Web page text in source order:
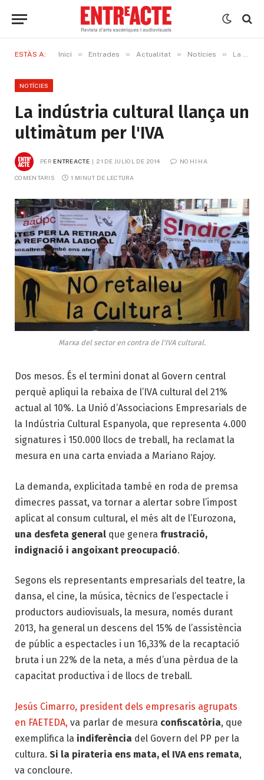
ESTÀS A: Inici » Entrades » Actualitat » Notícies » La indústria cultural llança un ultimàtum per l'IVA
NOTÍCIES
La indústria cultural llança un
ultimàtum per l'IVA
PER ENTREACTE 21 DE JULIOL DE 2014 NO HI HA
COMENTARIS 1 MINUT DE LECTURA
Marxa del sector en contra de l'IVA cultural.
Dos mesos. És el termini donat al Govern central
perquè apliqui la rebaixa de l’IVA cultural del 21%
actual al 10%. La Unió d’Associacions Empresarials de
la Indústria Cultural Espanyola, que representa 4.000
signatures i 150.000 llocs de treball, ha reclamat la
mesura en una carta enviada a Mariano Rajoy.
La demanda, explicitada també en roda de premsa
dimecres passat, va tornar a alertar sobre l’impost
aplicat al consum cultural, el més alt de l’Eurozona,
una desfeta general que genera frustració,
indignació i angoixant preocupació.
Segons els representants empresarials del teatre, la
dansa, el cine, la música, tècnics de l’espectacle i
productors audiovisuals, la mesura, només durant
2013, ha general un descens del 15% de l’assistència
de públic a espectacles i un 16,33% de la recaptació
bruta i un 22% de la neta, a més d’una pèrdua de la
capacitat productiva i de llocs de treball.
Jesús Cimarro, president dels empresaris agrupats
en FAETEDA, va parlar de mesura confiscatòria, que
exemplifica la indiferència del Govern del PP per la
cultura. Si la pirateria ens mata, el IVA ens remata,
va concloure.